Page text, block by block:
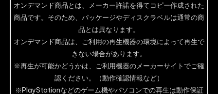
オンデマンド商品とは、メーカー許諾を得てコピー作成された
商品です。そのため、パッケージやディスクラベルは通常の商
品とは異なります。
オンデマンド商品は、ご利用の再生機器の環境によって再生で
きない場合があります。
※再生が可能かどうかは、ご利用機器のメーカーサイトでご確
認ください。（動作確認情報など）
※PlayStationなどのゲーム機やパソコンでの再生は動作保証